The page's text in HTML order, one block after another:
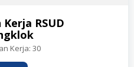
RSUD
Kerja: 30